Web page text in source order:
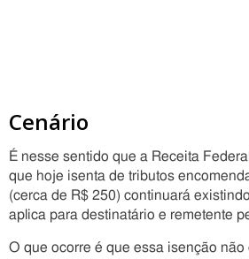
Cenário
É nesse sentido que a Receita
que hoje isenta de tributos
(cerca de R$ 250) continuará
aplica para destinatário e remetente
O que ocorre é que essa isenção